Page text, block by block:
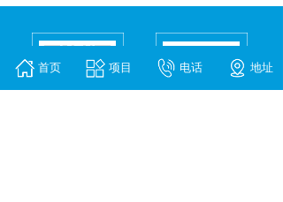
首页 项目 电话 地址